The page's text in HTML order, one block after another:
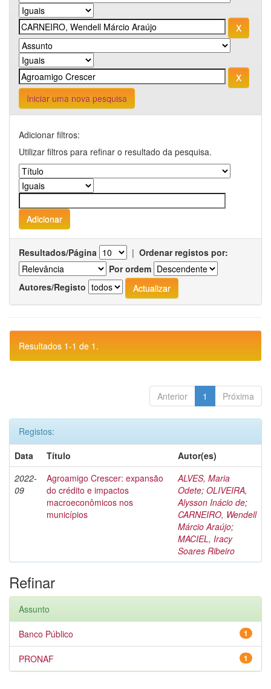
Iniciar uma nova pesquisa
Adicionar filtros:
Utilizar filtros para refinar o resultado da pesquisa.
Resultados/Página | Ordenar registos por:
Por ordem
Autores/Registo
Resultados 1-1 de 1.
Anterior 1 Próxima
Registos:
Data
Título
Autor(es)
2022-
09
Agroamigo Crescer: expansão
do crédito e impactos
macroeconômicos nos
municípios
ALVES, Maria
Odete; OLIVEIRA,
Alysson Inácio de;
CARNEIRO, Wendell
Márcio Araújo;
MACIEL, Iracy
Soares Ribeiro
Refinar
Assunto
1
Banco Público
1
PRONAF